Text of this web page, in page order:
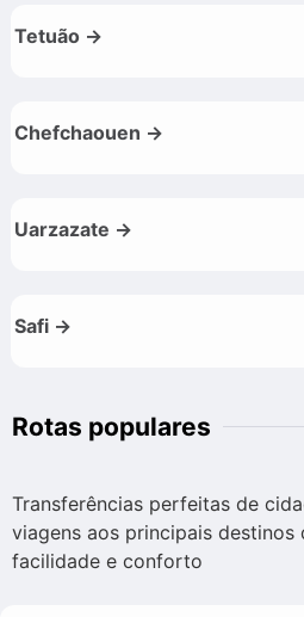
Tetuão →
Chefchaouen →
Uarzazate →
Safi →
Rotas populares
Transferências perfeitas de
viagens aos principais destinos
facilidade e conforto